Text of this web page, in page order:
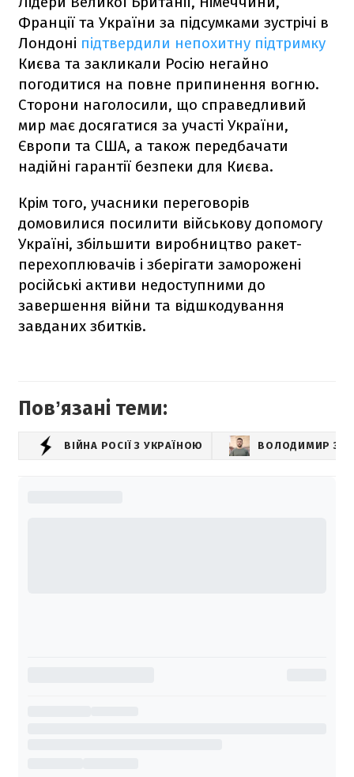
Франції та України за підсумками зустрічі в
Лондоні підтвердили непохитну підтримку
Києва та закликали Росію негайно
погодитися на повне припинення вогню.
Сторони наголосили, що справедливий
мир має досягатися за участі України,
Європи та США, а також передбачати
надійні гарантії безпеки для Києва.
Крім того, учасники переговорів
домовилися посилити військову допомогу
Україні, збільшити виробництво ракет-
перехоплювачів і зберігати заморожені
російські активи недоступними до
завершення війни та відшкодування
завданих збитків.
Повʼязані теми:
ВІЙНА РОСІЇ З УКРАЇНОЮ ВОЛОДИМИР